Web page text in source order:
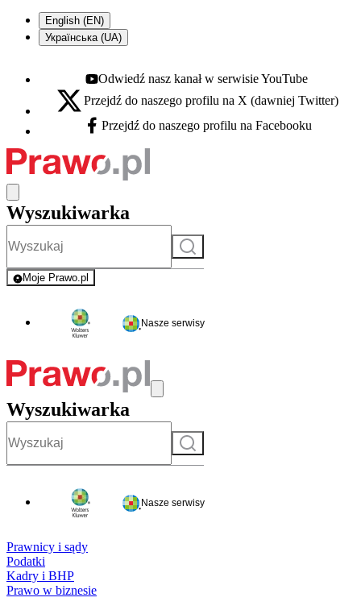
English (EN)
Українська (UA)
Youtube - otwiera się w nowej karcie
Odwiedź nasz kanał w serwisie YouTube
X - otwiera się w nowej karcie
Przejdź do naszego profilu na X (dawniej Twitter)
Facebook - otwiera się w nowej karcie
Przejdź do naszego profilu na Facebooku
Wyszukiwarka
Szukaj
Moje Prawo.pl
- rejestracja i logowanie do serwisu
Nasze serwisy
Wyszukiwarka
Szukaj
Nasze serwisy
Prawnicy i sądy
Podatki
Kadry i BHP
Prawo w biznesie